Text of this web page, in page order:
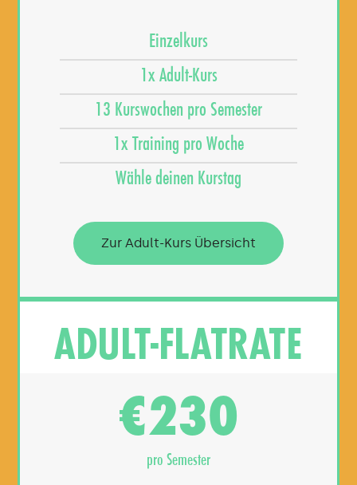
Einzelkurs
1x Adult-Kurs
13 Kurswochen pro Semester
1x Training pro Woche
Wähle deinen Kurstag
Zur Adult-Kurs Übersicht
ADULT-FLATRATE
€230
pro Semester